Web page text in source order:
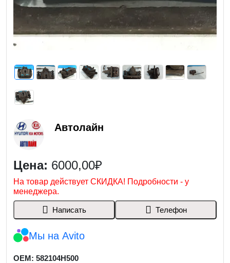
Автолайн
Цена: 6000,00₽
На товар действует СКИДКА! Подробности - у
менеджера.
Написать Телефон
Мы на Avito
OEM: 582104H500